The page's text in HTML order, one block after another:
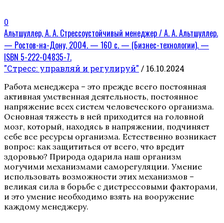
0
Альтшуллер, А. А. Стрессоустойчивый менеджер / А. А. Альтшуллер.
— Ростов-на-Дону, 2004. — 160 с. — (Бизнес-технологии). —
ISBN 5-222-04835-7.
"Стресс: управляй и регулируй" / 16.10.2024
Работа менеджера – это прежде всего постоянная
активная умственная деятельность, постоянное
напряжение всех систем человеческого организма.
Основная тяжесть в ней приходится на головной
мозг, который, находясь в напряжении, подчиняет
себе все ресурсы организма. Естественно возникает
вопрос: как защититься от всего, что вредит
здоровью? Природа одарила наш организм
могучими механизмами саморегуляции. Умение
использовать возможности этих механизмов –
великая сила в борьбе с дистрессовыми факторами,
и это умение необходимо взять на вооружение
каждому менеджеру.